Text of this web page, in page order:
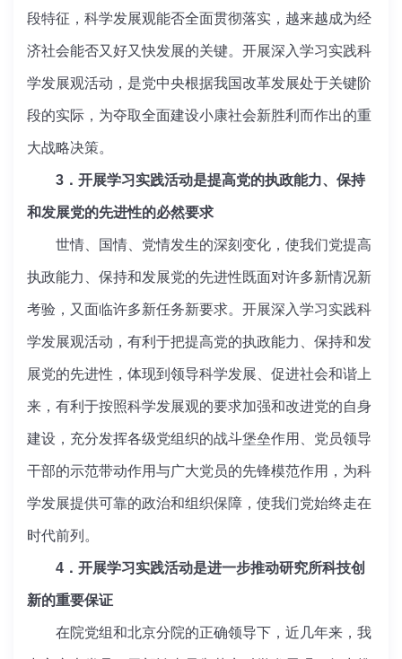
段特征，科学发展观能否全面贯彻落实，越来越成为经
济社会能否又好又快发展的关键。开展深入学习实践科
学发展观活动，是党中央根据我国改革发展处于关键阶
段的实际，为夺取全面建设小康社会新胜利而作出的重
大战略决策。
3．开展学习实践活动是提高党的执政能力、保持
和发展党的先进性的必然要求
世情、国情、党情发生的深刻变化，使我们党提高
执政能力、保持和发展党的先进性既面对许多新情况新
考验，又面临许多新任务新要求。开展深入学习实践科
学发展观活动，有利于把提高党的执政能力、保持和发
展党的先进性，体现到领导科学发展、促进社会和谐上
来，有利于按照科学发展观的要求加强和改进党的自身
建设，充分发挥各级党组织的战斗堡垒作用、党员领导
干部的示范带动作用与广大党员的先锋模范作用，为科
学发展提供可靠的政治和组织保障，使我们党始终走在
时代前列。
4．开展学习实践活动是进一步推动研究所科技创
新的重要保证
在院党组和北京分院的正确领导下，近几年来，我